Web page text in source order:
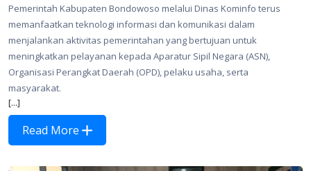
Pemerintah Kabupaten Bondowoso melalui Dinas Kominfo terus
memanfaatkan teknologi informasi dan komunikasi dalam
menjalankan aktivitas pemerintahan yang bertujuan untuk
meningkatkan pelayanan kepada Aparatur Sipil Negara (ASN),
Organisasi Perangkat Daerah (OPD), pelaku usaha, serta
masyarakat.
[...]
Read More